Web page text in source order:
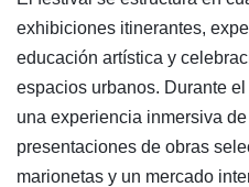
exhibiciones itinerantes,
educación artística y
espacios urbanos. Durante
una experiencia inmersiva
presentaciones de obras
marionetas y un mercado